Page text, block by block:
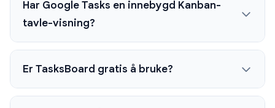
Har Google Tasks en innebygd Kanban-
tavle-visning?
Er TasksBoard gratis å bruke?